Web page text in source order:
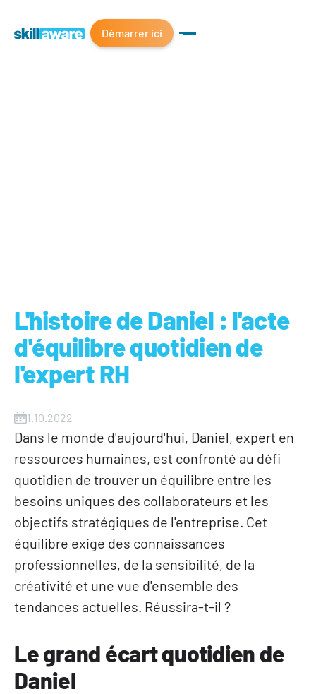
Démarrer ici
L'histoire de Daniel : l'acte
d'équilibre quotidien de
l'expert RH
1.10.2022
Dans le monde d'aujourd'hui, Daniel, expert en
ressources humaines, est confronté au défi
quotidien de trouver un équilibre entre les
besoins uniques des collaborateurs et les
objectifs stratégiques de l'entreprise. Cet
équilibre exige des connaissances
professionnelles, de la sensibilité, de la
créativité et une vue d'ensemble des
tendances actuelles. Réussira-t-il ?
Le grand écart quotidien de
Daniel